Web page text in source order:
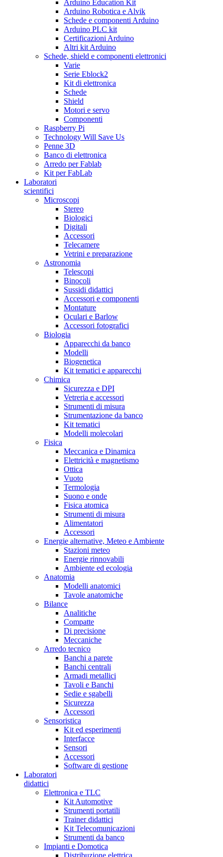
Arduino Education Kit
Arduino Robotica e Alvik
Schede e componenti Arduino
Arduino PLC kit
Certificazioni Arduino
Altri kit Arduino
Schede, shield e componenti elettronici
Varie
Serie Eblock2
Kit di elettronica
Schede
Shield
Motori e servo
Componenti
Raspberry Pi
Technology Will Save Us
Penne 3D
Banco di elettronica
Arredo per Fablab
Kit per FabLab
Laboratori
scientifici
Microscopi
Stereo
Biologici
Digitali
Accessori
Telecamere
Vetrini e preparazione
Astronomia
Telescopi
Binocoli
Sussidi didattici
Accessori e componenti
Montature
Oculari e Barlow
Accessori fotografici
Biologia
Apparecchi da banco
Modelli
Biogenetica
Kit tematici e apparecchi
Chimica
Sicurezza e DPI
Vetreria e accessori
Strumenti di misura
Strumentazione da banco
Kit tematici
Modelli molecolari
Fisica
Meccanica e Dinamica
Elettricità e magnetismo
Ottica
Vuoto
Termologia
Suono e onde
Fisica atomica
Strumenti di misura
Alimentatori
Accessori
Energie alternative, Meteo e Ambiente
Stazioni meteo
Energie rinnovabili
Ambiente ed ecologia
Anatomia
Modelli anatomici
Tavole anatomiche
Bilance
Analitiche
Compatte
Di precisione
Meccaniche
Arredo tecnico
Banchi a parete
Banchi centrali
Armadi metallici
Tavoli e Banchi
Sedie e sgabelli
Sicurezza
Accessori
Sensoristica
Kit ed esperimenti
Interfacce
Sensori
Accessori
Software di gestione
Laboratori
didattici
Elettronica e TLC
Kit Automotive
Strumenti portatili
Trainer didattici
Kit Telecomunicazioni
Strumenti da banco
Impianti e Domotica
Distribuzione elettrica